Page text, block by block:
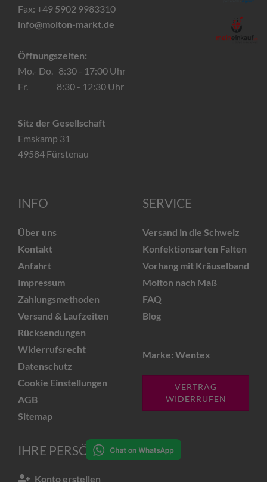
Fax: +49 5902 9983310
info@molton-markt.de
Öffnungszeiten:
Mo.- Do. 8:30 - 17:00 Uhr
Fr. 8:30 - 12:30 Uhr
Sitz der Gesellschaft
Emskamp 31
49584 Fürstenau
INFO
Über uns
Kontakt
Anfahrt
Impressum
Zahlungsmethoden
Versand & Laufzeiten
Rücksendungen
Widerrufsrecht
Datenschutz
Cookie Einstellungen
AGB
Sitemap
SERVICE
Versand in die Schweiz
Konfektionsarten Falten
Vorhang mit Kräuselband
Molton nach Maß
FAQ
Blog
Marke: Wentex
VERTRAG
WIDERRUFEN
IHRE PERSÖNLICHE SEITE
Konto erstellen